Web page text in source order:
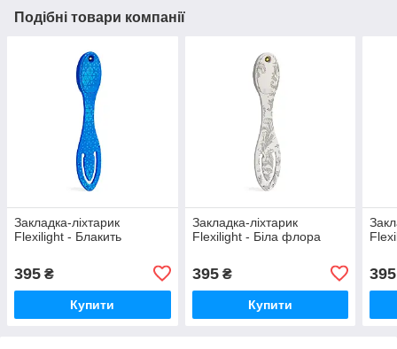
Подібні товари компанії
Закладка-ліхтарик
Flexilight - Блакить
395 ₴
Купити
Закладка-ліхтарик
Flexilight - Біла флора
395₴
Купити
395